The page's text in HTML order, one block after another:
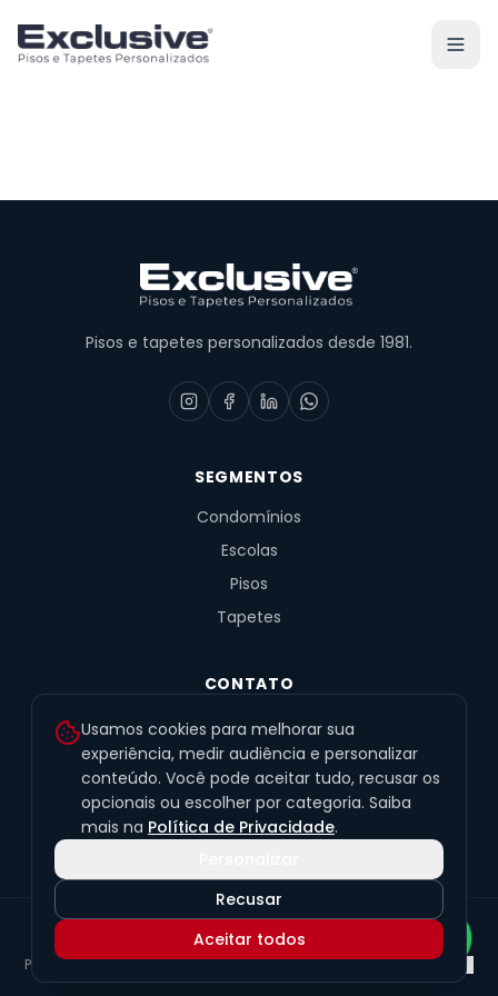
Pisos e tapetes personalizados desde 1981.
SEGMENTOS
Condomínios
Escolas
Pisos
Tapetes
CONTATO
R. Fernandes de Barros, 491, Sala 4
Alto da XV · Curitiba/PR · 80040-060
(41) 99201-6050
contato@exclusivetapetes.com.br
© 2026 Exclusive Pisos e Tapetes Personalizados
45.563.259/0001-89
Política de PrivacidadeTermos de UsoLGPDPreferências de cookies
Usamos cookies para melhorar sua
experiência, medir audiência e personalizar
conteúdo. Você pode aceitar tudo, recusar os
opcionais ou escolher por categoria. Saiba
mais na Política de Privacidade.
Recusar
Aceitar todos